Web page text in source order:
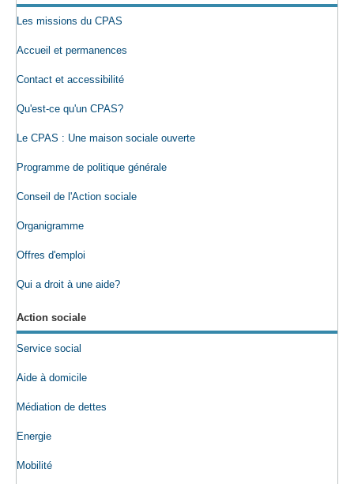
Les missions du CPAS
Accueil et permanences
Contact et accessibilité
Qu'est-ce qu'un CPAS?
Le CPAS : Une maison sociale ouverte
Programme de politique générale
Conseil de l'Action sociale
Organigramme
Offres d'emploi
Qui a droit à une aide?
Action sociale
Service social
Aide à domicile
Médiation de dettes
Energie
Mobilité